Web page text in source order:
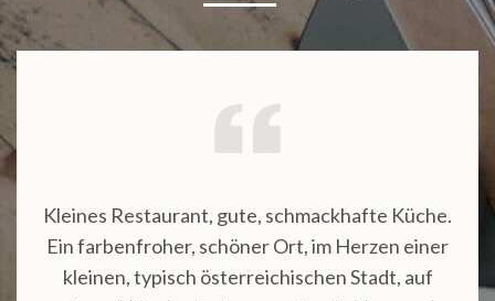
Kleines Restaurant, gute, schmackhafte Küche.
Ein farbenfroher, schöner Ort, im Herzen einer
kleinen, typisch österreichischen Stadt, auf